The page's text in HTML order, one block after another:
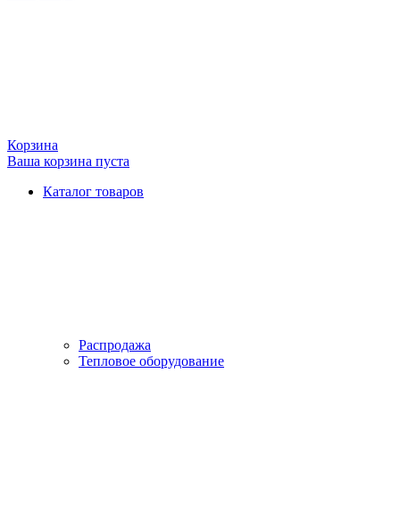
Корзина
Ваша корзина пуста
Каталог товаров
Распродажа
Тепловое оборудование